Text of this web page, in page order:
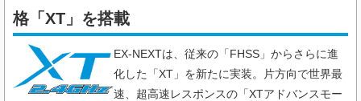
格「XT」を搭載
EX-NEXTは、従来の「FHSS」からさらに進
化した「XT」を新たに実装。片方向で世界最
速、超高速レスポンスの「XTアドバンスモー